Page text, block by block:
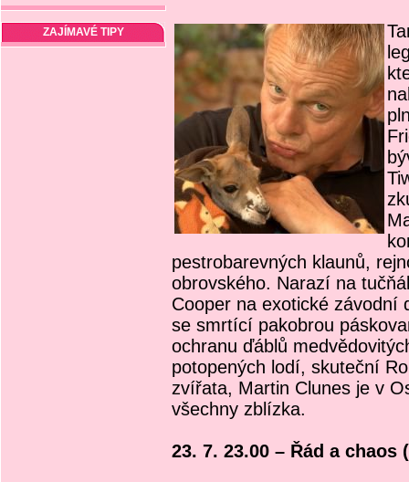
ZAJÍMAVÉ TIPY
pestrobarevných klaunů,
obrovského. Narazí na
Cooper na exotické
se smrtící pakobrou
ochranu ďáblů
potopených lodí, skuteční
zvířata, Martin Clunes je v
všechny zblízka.
23. 7. 23.00 – Řád a chaos